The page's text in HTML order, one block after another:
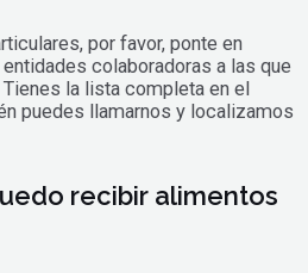
por favor, ponte en
colaboradoras a las que
la lista completa en el
puedes llamarnos y localizamos
recibir alimentos